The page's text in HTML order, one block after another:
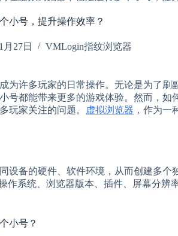
小号，提升操作效率？
月27日 VMLogin指纹浏览器
为许多玩家的日常操作。无论是为了刷
号都能带来更多的游戏体验。然而，如
玩家关注的问题。
虚拟浏览器 ，作为一
设备的硬件、软件环境，从而创建多个
作系统、浏览器版本、插件、屏幕分辨
小号？